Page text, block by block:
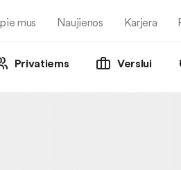
mus Naujienos Karjera
Privatiems Verslui